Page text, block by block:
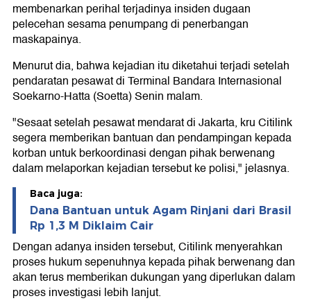
membenarkan perihal terjadinya insiden dugaan
pelecehan sesama penumpang di penerbangan
maskapainya.
Menurut dia, bahwa kejadian itu diketahui terjadi setelah
pendaratan pesawat di Terminal Bandara Internasional
Soekarno-Hatta (Soetta) Senin malam.
"Sesaat setelah pesawat mendarat di Jakarta, kru Citilink
segera memberikan bantuan dan pendampingan kepada
korban untuk berkoordinasi dengan pihak berwenang
dalam melaporkan kejadian tersebut ke polisi," jelasnya.
Baca juga:
Dana Bantuan untuk Agam Rinjani dari Brasil
Rp 1,3 M Diklaim Cair
Dengan adanya insiden tersebut, Citilink menyerahkan
proses hukum sepenuhnya kepada pihak berwenang dan
akan terus memberikan dukungan yang diperlukan dalam
proses investigasi lebih lanjut.